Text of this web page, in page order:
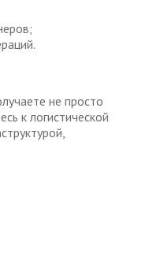
не просто
к логистической